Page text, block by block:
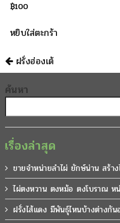
฿100
หยิบใส่ตะกร้า
นำทาง
ฝรั่งฮ่องเต้
ค้นหา
เรื่องล่าสุด
ขายจำหน่ายลำไผ่ ยักษ์น่าน สร้า
ไผ่ตงหวาน ตงหม้อ ตงโบราณ
ฝรั่งไส้แดง มีพันธุ์ไหนบ้างต่างกัน